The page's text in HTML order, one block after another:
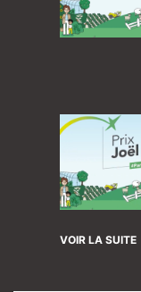
VOIR LA SUITE